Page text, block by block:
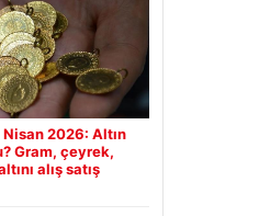
Nisan 2026: Altın
Gram, çeyrek,
alış satış